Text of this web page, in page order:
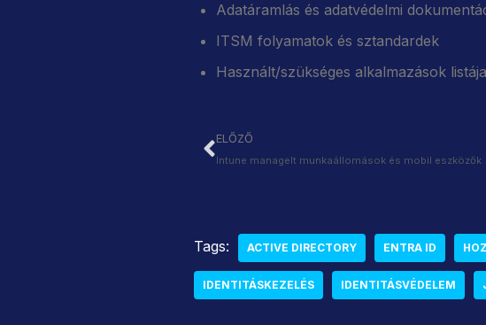
Adatáramlás és adatvédelmi
ITSM folyamatok és sztandardek
Használt/szükséges alkalmazások listája
ELŐZŐ
Intune managelt munkaállomások és mobil eszközők
Tags: ACTIVE DIRECTORY ENTRA ID
IDENTITÁSKEZELÉS IDENTITÁSVÉDELEM